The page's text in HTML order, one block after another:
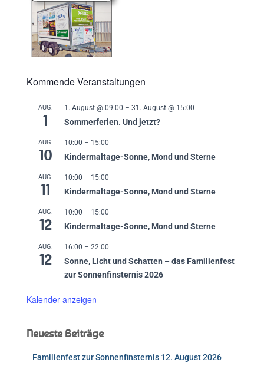
Kommende Veranstaltungen
AUG.
1
1. August @ 09:00 – 31. August @ 15:00
Sommerferien. Und jetzt?
AUG.
10
10:00 – 15:00
Kindermaltage-Sonne, Mond und Sterne
AUG.
11
10:00 – 15:00
Kindermaltage-Sonne, Mond und Sterne
AUG.
12
10:00 – 15:00
Kindermaltage-Sonne, Mond und Sterne
AUG.
12
16:00 – 22:00
Sonne, Licht und Schatten – das Familienfest
zur Sonnenfinsternis 2026
Kalender anzeigen
Neueste Beiträge
Familienfest zur Sonnenfinsternis 12. August 2026